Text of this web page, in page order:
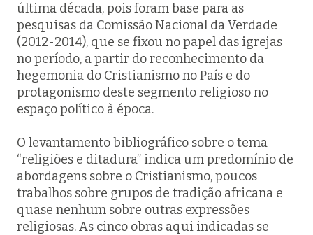
última década, pois foram base para as
pesquisas da Comissão Nacional da Verdade
(2012-2014), que se fixou no papel das igrejas
no período, a partir do reconhecimento da
hegemonia do Cristianismo no País e do
protagonismo deste segmento religioso no
espaço político à época.
O levantamento bibliográfico sobre o tema
“religiões e ditadura” indica um predomínio de
abordagens sobre o Cristianismo, poucos
trabalhos sobre grupos de tradição africana e
quase nenhum sobre outras expressões
religiosas. As cinco obras aqui indicadas se